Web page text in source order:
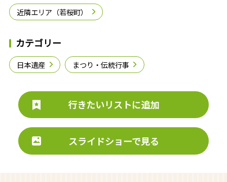
近隣エリア（若桜町）
カテゴリー
日本遺産 まつり・伝統行事
行きたいリストに追加
スライドショーで見る